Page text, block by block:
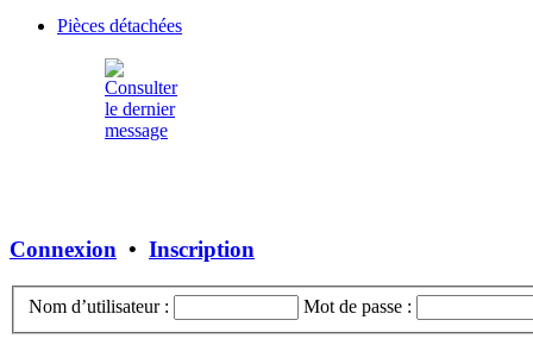
Pièces détachées
Connexion • Inscription
Nom d’utilisateur : Mot de passe :